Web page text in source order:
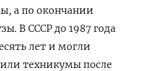
а по окончании
В СССР до 1987 года
лет и могли
техникумы после